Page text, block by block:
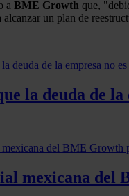
a BME Growth que,
un plan de
la deuda de
mexicana